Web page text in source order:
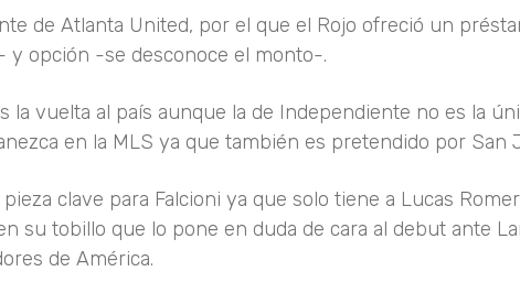
de Atlanta United, por el que el Rojo ofreció un
y opción -se desconoce el monto-.
la vuelta al país aunque la de Independiente no es la
en la MLS ya que también es pretendido por San
clave para Falcioni ya que solo tiene a Lucas
su tobillo que lo pone en duda de cara al debut ante
de América.